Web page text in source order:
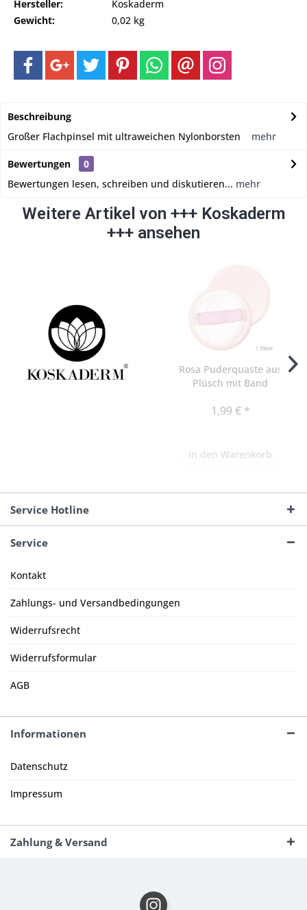
Hersteller:
Koskaderm
Gewicht:
0,02 kg
Beschreibung
Großer Flachpinsel mit ultraweichen Nylonborsten mehr
Bewertungen
0
Bewertungen lesen, schreiben und diskutieren... mehr
Weitere Artikel von +++ Koskaderm
+++ ansehen
Rosa Puderquaste aus
Plüsch mit Band
1,99 € *
In den Warenkorb
Service Hotline
Service
Kontakt
Zahlungs- und Versandbedingungen
Widerrufsrecht
Widerrufsformular
AGB
Informationen
Datenschutz
Impressum
Zahlung & Versand